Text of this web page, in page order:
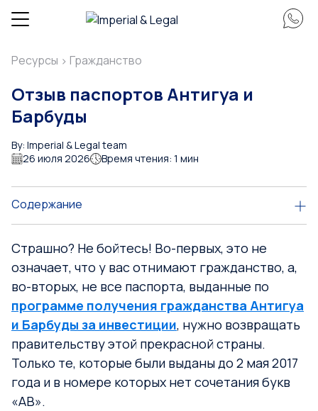
Ресурсы > Гражданство
Отзыв паспортов Антигуа и
Барбуды
By: Imperial & Legal team
26 июля 2026
Время чтения: 1 мин
Содержание
Страшно? Не бойтесь! Во-первых, это не
означает, что у вас отнимают гражданство, а,
во-вторых, не все паспорта, выданные по
программе получения гражданства Антигуа
и Барбуды за инвестиции, нужно возвращать
правительству этой прекрасной страны.
Только те, которые были выданы до 2 мая 2017
года и в номере которых нет сочетания букв
«AВ».